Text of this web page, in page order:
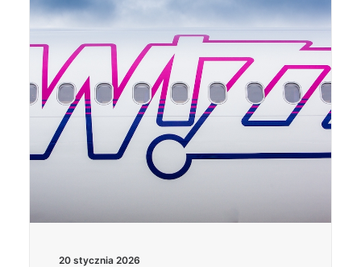
20 stycznia 2026